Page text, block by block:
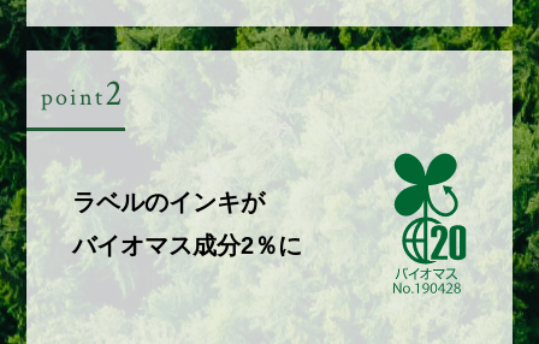
point2
ラベルのインキが
バイオマス成分2％に